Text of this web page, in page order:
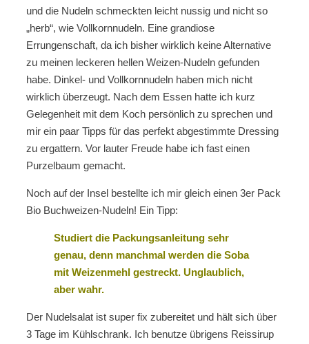
und die Nudeln schmeckten leicht nussig und nicht so
„herb“, wie Vollkornnudeln. Eine grandiose
Errungenschaft, da ich bisher wirklich keine Alternative
zu meinen leckeren hellen Weizen-Nudeln gefunden
habe. Dinkel- und Vollkornnudeln haben mich nicht
wirklich überzeugt. Nach dem Essen hatte ich kurz
Gelegenheit mit dem Koch persönlich zu sprechen und
mir ein paar Tipps für das perfekt abgestimmte Dressing
zu ergattern. Vor lauter Freude habe ich fast einen
Purzelbaum gemacht.
Noch auf der Insel bestellte ich mir gleich einen 3er Pack
Bio Buchweizen-Nudeln! Ein Tipp:
Studiert die Packungsanleitung sehr
genau, denn manchmal werden die Soba
mit Weizenmehl gestreckt. Unglaublich,
aber wahr.
Der Nudelsalat ist super fix zubereitet und hält sich über
3 Tage im Kühlschrank. Ich benutze übrigens Reissirup